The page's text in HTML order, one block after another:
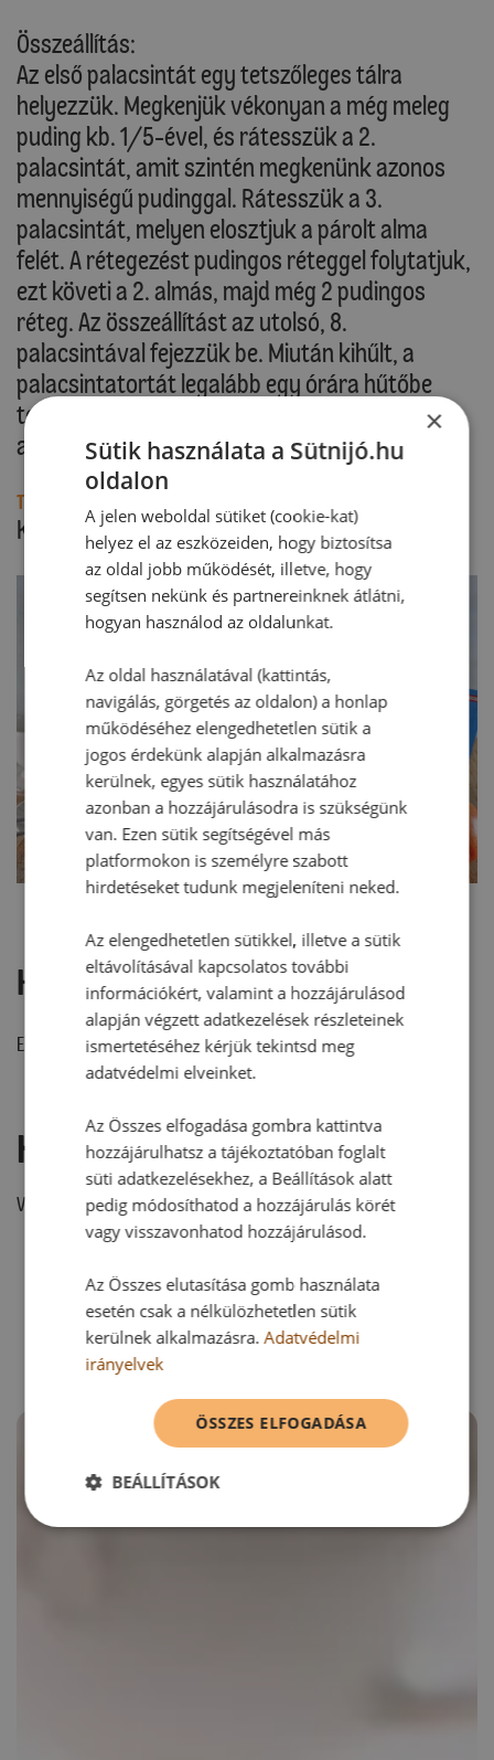
Összeállítás:
Az első palacsintát egy tetszőleges tálra
helyezzük. Megkenjük vékonyan a még meleg
puding kb. 1/5-ével, és rátesszük a 2.
palacsintát, amit szintén megkenünk azonos
mennyiségű pudinggal. Rátesszük a 3.
palacsintát, melyen elosztjuk a párolt alma
felét. A rétegezést pudingos réteggel folytatjuk,
ezt követi a 2. almás, majd még 2 pudingos
réteg. Az összeállítást az utolsó, 8.
palacsintával fejezzük be. Miután kihűlt, a
palacsintatortát legalább egy órára hűtőbe
tesszük, majd megmosott, szeletekre vágott
almával díszítjük.
Tipp:
Körtével el is elkészíthetjük a palacsintatortát.
Hozzászólások
Ehhez a recepthez még nem érkezett hozzászólás.
Hozzászólás írása
Vélemény írásához, kérjük,jelentkezz be!
RECEPTAJÁNLÓ
×
Sütik használata a Sütnijó.hu
oldalon
A jelen weboldal sütiket (cookie-kat)
helyez el az eszközeiden, hogy biztosítsa
az oldal jobb működését, illetve, hogy
segítsen nekünk és partnereinknek átlátni,
hogyan használod az oldalunkat.
Az oldal használatával (kattintás,
navigálás, görgetés az oldalon) a honlap
működéséhez elengedhetetlen sütik a
jogos érdekünk alapján alkalmazásra
kerülnek, egyes sütik használatához
azonban a hozzájárulásodra is szükségünk
van. Ezen sütik segítségével más
platformokon is személyre szabott
hirdetéseket tudunk megjeleníteni neked.
Az elengedhetetlen sütikkel, illetve a sütik
eltávolításával kapcsolatos további
információkért, valamint a hozzájárulásod
alapján végzett adatkezelések részleteinek
ismertetéséhez kérjük tekintsd meg
adatvédelmi elveinket.
Az Összes elfogadása gombra kattintva
hozzájárulhatsz a tájékoztatóban foglalt
süti adatkezelésekhez, a Beállítások alatt
pedig módosíthatod a hozzájárulás körét
vagy visszavonhatod hozzájárulásod.
Az Összes elutasítása gomb használata
esetén csak a nélkülözhetetlen sütik
kerülnek alkalmazásra.Adatvédelmi
irányelvek
ÖSSZES ELFOGADÁSA
BEÁLLÍTÁSOK